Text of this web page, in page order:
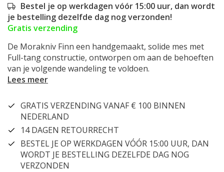
Bestel je op werkdagen vóór 15:00 uur, dan wordt
je bestelling dezelfde dag nog verzonden!
Gratis verzending
De Morakniv Finn een handgemaakt, solide mes met
Full-tang constructie, ontworpen om aan de behoeften
van je volgende wandeling te voldoen.
Lees meer
GRATIS VERZENDING VANAF € 100 BINNEN
NEDERLAND
14 DAGEN RETOURRECHT
BESTEL JE OP WERKDAGEN VÓÓR 15:00 UUR, DAN
WORDT JE BESTELLING DEZELFDE DAG NOG
VERZONDEN